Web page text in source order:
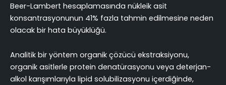
Beer-Lambert hesaplamasında nükleik asit
konsantrasyonunun 41% fazla tahmin edilmesine neden
olacak bir hata büyüklüğü.
Analitik bir yöntem organik çözücü ekstraksiyonu,
organik asitlerle protein denatürasyonu veya deterjan-
alkol karışımlarıyla lipid solubilizasyonu içerdiğinde,